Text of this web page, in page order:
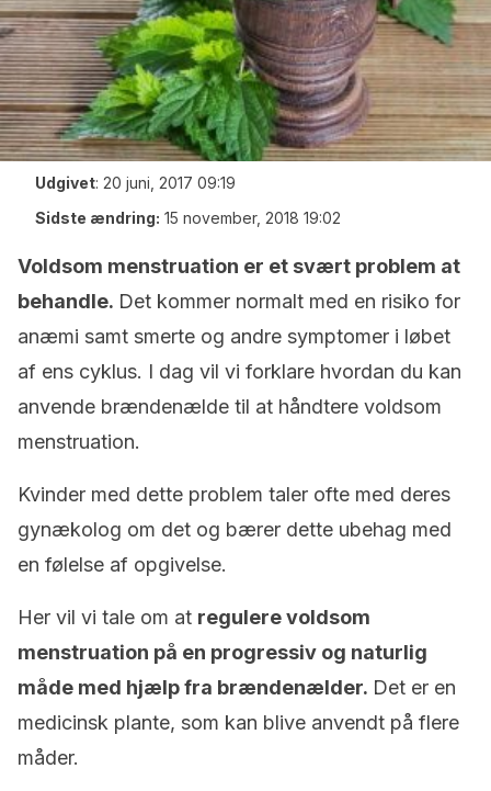
Udgivet: 20 juni, 2017 09:19
Sidste ændring: 15 november, 2018 19:02
Voldsom menstruation er et svært problem at
behandle. Det kommer normalt med en risiko for
anæmi samt smerte og andre symptomer i løbet
af ens cyklus. I dag vil vi forklare hvordan du kan
anvende brændenælde til at håndtere voldsom
menstruation.
Kvinder med dette problem taler ofte med deres
gynækolog om det og bærer dette ubehag med
en følelse af opgivelse.
Her vil vi tale om at regulere voldsom
menstruation på en progressiv og naturlig
måde med hjælp fra brændenælder. Det er en
medicinsk plante, som kan blive anvendt på flere
måder.